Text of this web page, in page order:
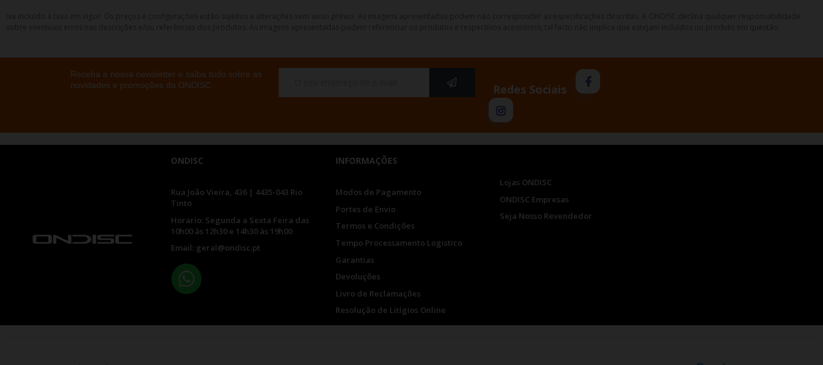
Receba a nossa newsletter e saiba tudo sobre as
novidades e promoções da ONDISC
Redes Sociais
ONDISC
Rua João Vieira, 436 | 4435-043 Rio
Tinto
Horario: Segunda a Sexta Feira das
10h00 às 12h30 e 14h30 às 19h00
Email: geral@ondisc.pt
INFORMAÇÕES
Modos de Pagamento
Portes de Envio
Termos e Condições
Tempo Processamento Logistico
Garantias
Devoluções
Livro de Reclamações
Resolução de Litígios Online
Lojas ONDISC
ONDISC Empresas
Seja Nosso Revendedor